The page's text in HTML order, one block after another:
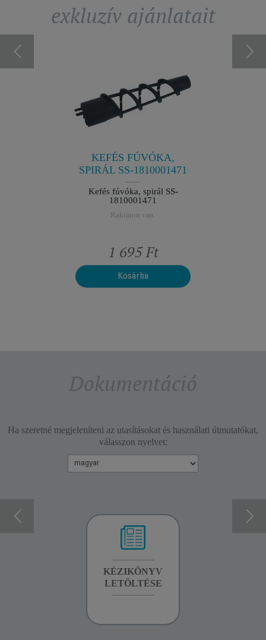
exkluzív ajánlatait
KEFÉS FÚVÓKA,
SPIRÁL SS-1810001471
Kefés fúvóka, spirál SS-
1810001471
Raktáron van.
1 695 Ft
Kosárba
Dokumentáció
Ha szeretné megjeleníteni az utasításokat és használati útmutatókat,
válasszon nyelvet:
KÉZIKÖNYV
LETÖLTÉSE